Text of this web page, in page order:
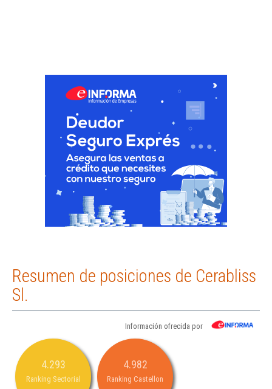
Resumen de posiciones de Cerabliss
Sl.
Información ofrecida por
4.293
Ranking Sectorial
4.982
Ranking Castellon